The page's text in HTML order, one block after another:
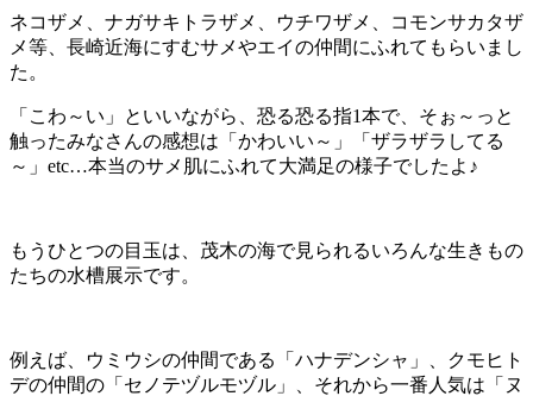
ネコザメ、ナガサキトラザメ、ウチワザメ、コモンサカタザ
メ等、長崎近海にすむサメやエイの仲間にふれてもらいまし
た。
「こわ～い」といいながら、恐る恐る指1本で、そぉ～っと
触ったみなさんの感想は「かわいい～」「ザラザラしてる
～」etc…本当のサメ肌にふれて大満足の様子でしたよ♪
もうひとつの目玉は、茂木の海で見られるいろんな生きもの
たちの水槽展示です。
例えば、ウミウシの仲間である「ハナデンシャ」、クモヒト
デの仲間の「セノテヅルモヅル」、それから一番人気は「ヌ